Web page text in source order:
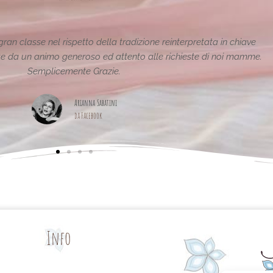
sono fantastiche e uniche..raffinate eleganti....complimenti per la
pagina,piena di idee!grazie
Maria Teresa Masela
Info